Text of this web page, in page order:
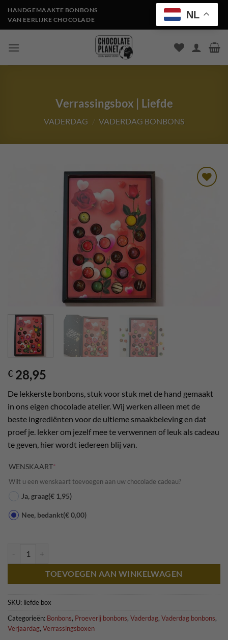
Ga
naar
inhoud
HANDGEMAAKTE BONBONS
VAN EERLIJKE CHOCOLADE
Verrassingsbox | Liefde
VADERDAG / VADERDAG BONBONS
€ 28,95
De lekkerste bonbons, stuk voor stuk met de hand gemaakt
in ons eigen chocolade atelier. Wij werken alleen met de
beste ingrediënten voor de ultieme smaakbeleving en dat
proef je. lekker om jezelf mee te verwennen of leuk als cadeau
te geven, hier wordt iedereen blij van.
WENSKAART*
Wilt u een wenskaart toevoegen aan uw chocolade cadeau?
Ja, graag(€ 1,95)
Nee, bedankt(€ 0,00)
TOEVOEGEN AAN WINKELWAGEN
SKU: liefde box
Categorieën: Bonbons, Proeverij bonbons, Vaderdag, Vaderdag bonbons,
Verjaardag, Verrassingsboxen
NL